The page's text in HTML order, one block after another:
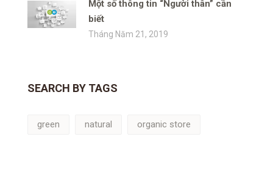
Một số thông tin “Người thân” cần
biết
Tháng Năm 21, 2019
SEARCH BY TAGS
green natural organic store